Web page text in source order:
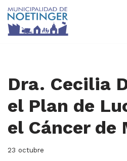
Saltar
Dra. Cecilia
el Plan de
el Cáncer de
23 octubre